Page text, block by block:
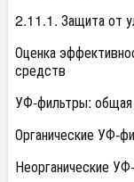
2.11.1. Защита от
Оценка
средств
УФ-фильтры:
Органические УФ-
Неорганические